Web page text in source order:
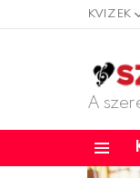
KVIZEK
A